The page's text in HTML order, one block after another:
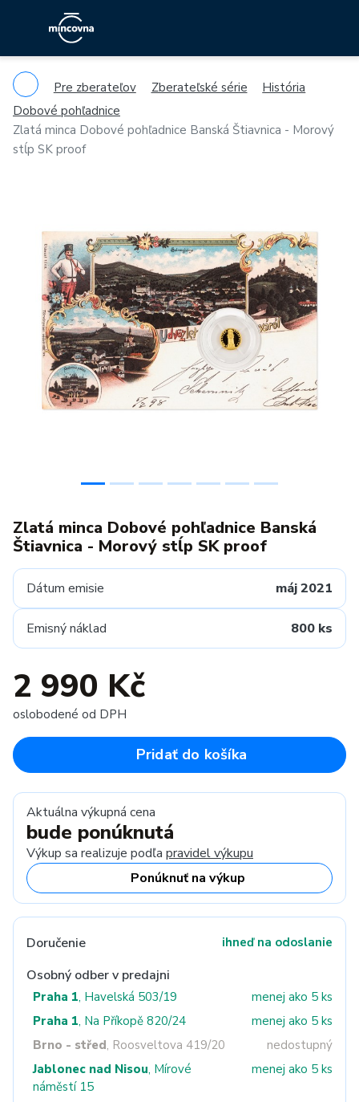
Pre zberateľov Zberateľské série
História
Dobové pohľadnice
Zlatá minca Dobové pohľadnice Banská Štiavnica - Morový
stĺp SK proof
Previous
Zlatá minca Dobové pohľadnice Banská
Štiavnica - Morový stĺp SK proof
Dátum emisie máj 2021
Emisný náklad 800 ks
2 990 Kč
oslobodené od DPH
Pridať do košíka
Aktuálna výkupná cena
bude ponúknutá
Výkup sa realizuje podľa pravidel výkupu
Ponúknuť na výkup
Doručenie ihneď na odoslanie
Osobný odber v predajni
Praha 1, Havelská 503/19
menej ako 5 ks
Praha 1, Na Příkopě 820/24
menej ako 5 ks
Brno - střed, Roosveltova 419/20
nedostupný
Jablonec nad Nisou, Mírové
náměstí 15
menej ako 5 ks